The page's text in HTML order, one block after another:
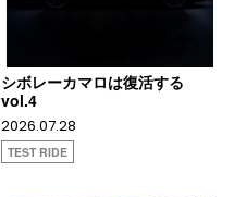
シボレーカマロは復活する
vol.4
2026.07.28
TEST RIDE